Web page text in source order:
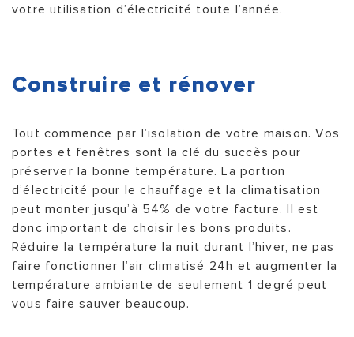
votre utilisation d’électricité toute l’année.
Construire et rénover
Tout commence par l’isolation de votre maison. Vos
portes et fenêtres sont la clé du succès pour
préserver la bonne température. La portion
d’électricité pour le chauffage et la climatisation
peut monter jusqu’à 54% de votre facture. Il est
donc important de choisir les bons produits.
Réduire la température la nuit durant l’hiver, ne pas
faire fonctionner l’air climatisé 24h et augmenter la
température ambiante de seulement 1 degré peut
vous faire sauver beaucoup.